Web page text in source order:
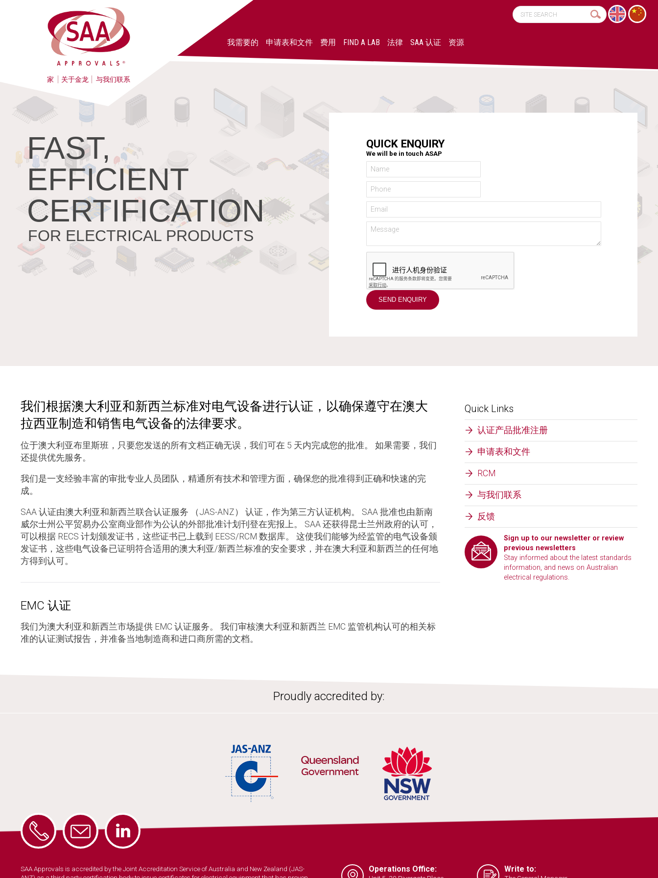
家 关于金龙 与我们联系
我需要的 申请表和文件 费用 FIND A LAB 法律 SAA 认证 资源
FAST,
EFFICIENT
CERTIFICATION
FOR ELECTRICAL PRODUCTS
QUICK ENQUIRY
We will be in touch ASAP
我们根据澳大利亚和新西兰标准对电气设备进行认证，以确保遵守在澳大
拉西亚制造和销售电气设备的法律要求。
位于澳大利亚布里斯班，只要您发送的所有文档正确无误，我们可在 5 天内完成您的批准。 如果需要，我们
还提供优先服务。
我们是一支经验丰富的审批专业人员团队，精通所有技术和管理方面，确保您的批准得到正确和快速的完
成。
SAA 认证由澳大利亚和新西兰联合认证服务 （JAS-ANZ） 认证，作为第三方认证机构。 SAA 批准也由新南
威尔士州公平贸易办公室商业部作为公认的外部批准计划刊登在宪报上。 SAA 还获得昆士兰州政府的认可，
可以根据 RECS 计划颁发证书，这些证书已上载到 EESS/RCM 数据库。 这使我们能够为经监管的电气设备颁
发证书，这些电气设备已证明符合适用的澳大利亚/新西兰标准的安全要求，并在澳大利亚和新西兰的任何地
方得到认可。
EMC 认证
我们为澳大利亚和新西兰市场提供 EMC 认证服务。 我们审核澳大利亚和新西兰 EMC 监管机构认可的相关标
准的认证测试报告，并准备当地制造商和进口商所需的文档。
Quick Links
认证产品批准注册
申请表和文件
RCM
与我们联系
反馈
Sign up to our newsletter or review
previous newsletters
Stay informed about the latest standards
information, and news on Australian
electrical regulations.
Proudly accredited by:
SAA Approvals is accredited by the Joint Accreditation Service of Australia and New Zealand (JAS-
Operations Office: Write to: